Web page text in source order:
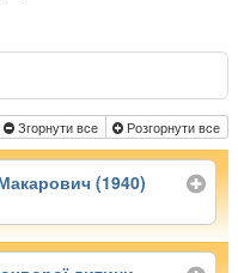
Згорнути все Розгорнути все
(1940)